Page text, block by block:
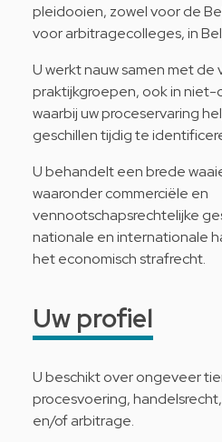
pleidooien, zowel voor de
voor arbitragecolleges, in
U werkt nauw samen met de
praktijkgroepen, ook in
waarbij uw proceservaring
geschillen tijdig te
U behandelt een brede
waaronder commerciële en
vennootschapsrechtelijke
nationale en internationale
het economisch strafrecht.
Uw profiel
U beschikt over ongeveer
procesvoering,
en/of arbitrage.